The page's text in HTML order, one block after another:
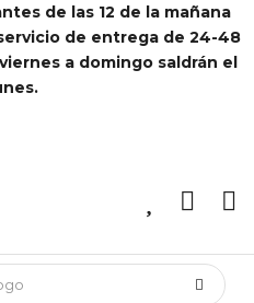
de las 12 de la mañana
de entrega de 24-48
a domingo saldrán el